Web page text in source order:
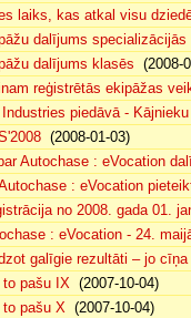
laiks, kas atkal visu
dalījums specializācijās
dalījums klasēs (2008-
reģistrētās ekipāžas
Industries piedāvā -
(2008-01-03)
Autochase : eVocation
: eVocation
no 2008. gada 01.
: eVocation - 24.
galīgie rezultāti – jo
to pašu IX (2007-10-04)
to pašu X (2007-10-04)